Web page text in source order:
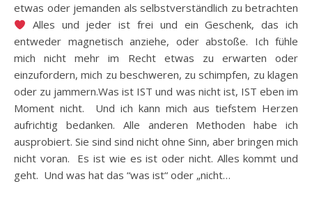
etwas oder jemanden als selbstverständlich zu betrachten
Alles und jeder ist frei und ein Geschenk, das ich
entweder magnetisch anziehe, oder abstoße. Ich fühle
mich nicht mehr im Recht etwas zu erwarten oder
einzufordern, mich zu beschweren, zu schimpfen, zu klagen
oder zu jammern.Was ist IST und was nicht ist, IST eben im
Moment nicht. Und ich kann mich aus tiefstem Herzen
aufrichtig bedanken. Alle anderen Methoden habe ich
ausprobiert. Sie sind sind nicht ohne Sinn, aber bringen mich
nicht voran. Es ist wie es ist oder nicht. Alles kommt und
geht. Und was hat das “was ist“ oder „nicht…